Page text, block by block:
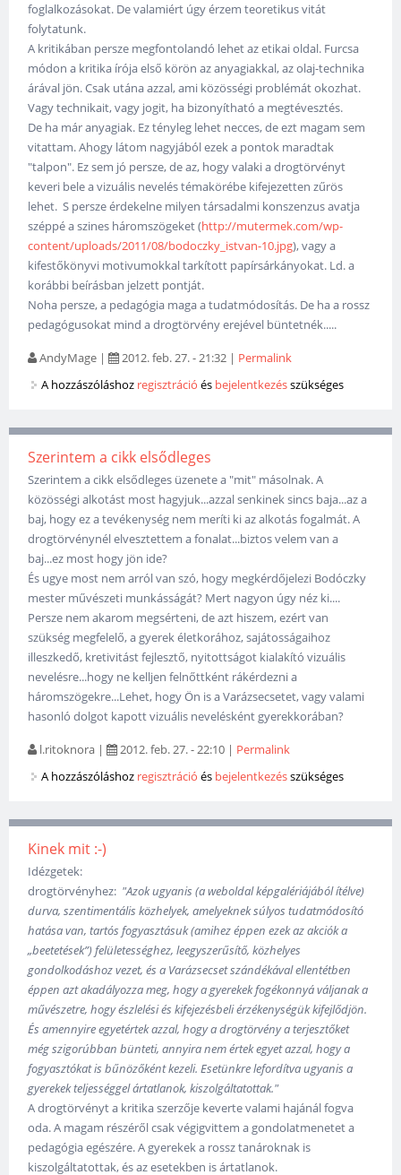
foglalkozásokat. De valamiért úgy érzem teoretikus vitát
folytatunk.
A kritikában persze megfontolandó lehet az etikai oldal. Furcsa
módon a kritika írója első körön az anyagiakkal, az olaj-technika
árával jön. Csak utána azzal, ami közösségi problémát okozhat.
Vagy technikait, vagy jogit, ha bizonyítható a megtévesztés.
De ha már anyagiak. Ez tényleg lehet necces, de ezt magam sem
vitattam. Ahogy látom nagyjából ezek a pontok maradtak
"talpon". Ez sem jó persze, de az, hogy valaki a drogtörvényt
keveri bele a vizuális nevelés témakörébe kifejezetten zűrös
lehet. S persze érdekelne milyen társadalmi konszenzus avatja
széppé a szines háromszögeket (http://mutermek.com/wp-
content/uploads/2011/08/bodoczky_istvan-10.jpg), vagy a
kifestőkönyvi motivumokkal tarkított papírsárkányokat. Ld. a
korábbi beírásban jelzett pontját.
Noha persze, a pedagógia maga a tudatmódosítás. De ha a rossz
pedagógusokat mind a drogtörvény erejével büntetnék.....
AndyMage | 2012. feb. 27. - 21:32 | Permalink
A hozzászóláshoz regisztráció és bejelentkezésszükséges
Szerintem a cikk elsődleges
Szerintem a cikk elsődleges üzenete a "mit" másolnak. A
közösségi alkotást most hagyjuk...azzal senkinek sincs baja...az a
baj, hogy ez a tevékenység nem meríti ki az alkotás fogalmát. A
drogtörvénynél elvesztettem a fonalat...biztos velem van a
baj...ez most hogy jön ide?
És ugye most nem arról van szó, hogy megkérdőjelezi Bodóczky
mester művészeti munkásságát? Mert nagyon úgy néz ki....
Persze nem akarom megsérteni, de azt hiszem, ezért van
szükség megfelelő, a gyerek életkorához, sajátosságaihoz
illeszkedő, kretivitást fejlesztő, nyitottságot kialakító vizuális
nevelésre...hogy ne kelljen felnőttként rákérdezni a
háromszögekre...Lehet, hogy Ön is a Varázsecsetet, vagy valami
hasonló dolgot kapott vizuális nevelésként gyerekkorában?
l.ritoknora | 2012. feb. 27. - 22:10 | Permalink
A hozzászóláshoz regisztráció és bejelentkezésszükséges
Kinek mit :-)
Idézgetek:
drogtörvényhez: "Azok ugyanis (a weboldal képgalériájából ítélve)
durva, szentimentális közhelyek, amelyeknek súlyos tudatmódosító
hatása van, tartós fogyasztásuk (amihez éppen ezek az akciók a
„beetetések”) felületességhez, leegyszerűsítő, közhelyes
gondolkodáshoz vezet, és a Varázsecset szándékával ellentétben
éppen azt akadályozza meg, hogy a gyerekek fogékonnyá váljanak a
művészetre, hogy észlelési és kifejezésbeli érzékenységük kifejlődjön.
És amennyire egyetértek azzal, hogy a drogtörvény a terjesztőket
még szigorúbban bünteti, annyira nem értek egyet azzal, hogy a
fogyasztókat is bűnözőként kezeli. Esetünkre lefordítva ugyanis a
gyerekek teljességgel ártatlanok, kiszolgáltatottak."
A drogtörvényt a kritika szerzője keverte valami hajánál fogva
oda. A magam részéről csak végigvittem a gondolatmenetet a
pedagógia egészére. A gyerekek a rossz tanároknak is
kiszolgáltatottak, és az esetekben is ártatlanok.